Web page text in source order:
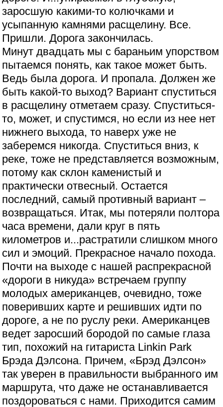
заросшую какими-то колючками и
усыпанную камнями расщелину. Все.
Пришли. Дорога закончилась.
Минут двадцать мы с бараньим упорством
пытаемся понять, как такое может быть.
Ведь была дорога. И пропала. Должен же
быть какой-то выход? Вариант спуститься
в расщелину отметаем сразу. Спуститься-
то, может, и спустимся, но если из нее нет
нижнего выхода, то наверх уже не
заберемся никогда. Спуститься вниз, к
реке, тоже не представляется возможным,
потому как склон каменистый и
практически отвесный. Остается
последний, самый противный вариант –
возвращаться. Итак, мы потеряли полтора
часа времени, дали круг в пять
километров и...растратили слишком много
сил и эмоций. Прекрасное начало похода.
Почти на выходе с нашей распрекрасной
«дороги в никуда» встречаем группу
молодых американцев, очевидно, тоже
поверивших карте и решивших идти по
дороге, а не по руслу реки. Американцев
ведет заросший бородой по самые глаза
тип, похожий на гитариста Linkin Park
Брэда Дэлсона. Причем, «Брэд Дэлсон»
так уверен в правильности выбранного им
маршрута, что даже не останавливается
поздороваться с нами. Приходится самим